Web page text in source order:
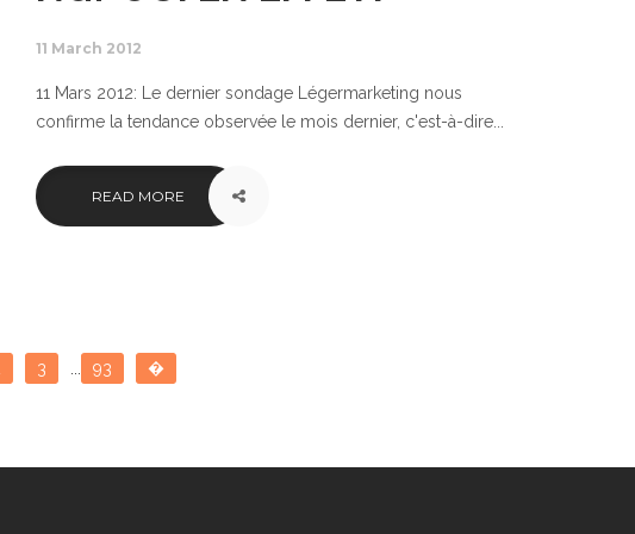
11 March 2012
11 Mars 2012: Le dernier sondage Légermarketing nous
confirme la tendance observée le mois dernier, c'est-à-dire...
READ MORE
3 93 �